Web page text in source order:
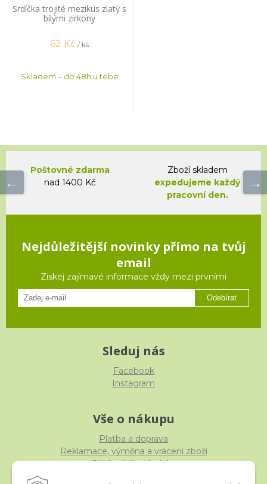
Srdíčka trojité mezikus zlatý s
bílými zirkony
62 Kč / ks
Skladem – do 48h u tebe
Poštovné zdarma
nad 1400 Kč
Zboží skladem
expedujeme každý
pracovní den.
Nejdůležitější novinky přímo na tvůj
email
Ziskej zajímavé informace vždy mezi prvními
Odebírat
Sleduj nás
Facebook
Instagram
Vše o nákupu
Platba a doprava
Reklamace, výměna a vrácení zboží
Obchodní podmínky